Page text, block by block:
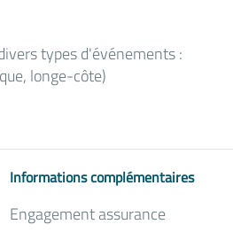
types d'événements :
longe-côte)
Informations complémentaires
Engagement assurance